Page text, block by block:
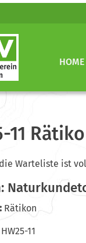
HOME
11
Warteliste ist
Rätikon
HW25-11